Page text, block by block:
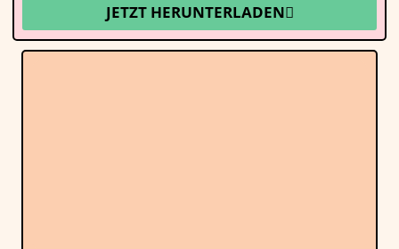
JETZT HERUNTERLADEN